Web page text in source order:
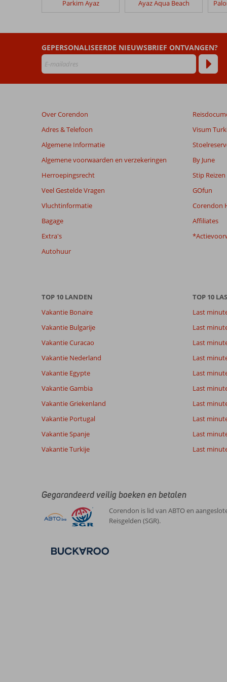
Woxxie
Beoordelingen
die
ouder
zijn
dan
worden
niet
meer
weergegeven
de
relevantie
van
de
getoonde
Parkim Ayaz Ayaz Aqua Beach
GEPERSONALISEERDE NIEUWSBRIEF ONTVANGEN?
Over Corendon
Adres & Telefoon
Algemene Informatie
Algemene voorwaarden en verzekeringen
Herroepingsrecht
Veel Gestelde Vragen
Vluchtinformatie
Bagage
Extra's
Autohuur
Visum
By June
Stip Reizen
GOfun
Corendon
Affiliates
TOP 10 LANDEN
Vakantie Bonaire
Vakantie Bulgarije
Vakantie Curacao
Vakantie Nederland
Vakantie Egypte
Vakantie Gambia
Vakantie Griekenland
Vakantie Portugal
Vakantie Spanje
Vakantie Turkije
TOP 10
Last
Last
Last
Last
Last
Last
Last
Last
Last
Last
Gegarandeerd veilig boeken en betalen
Corendon is lid van ABTO en
Reisgelden (SGR).